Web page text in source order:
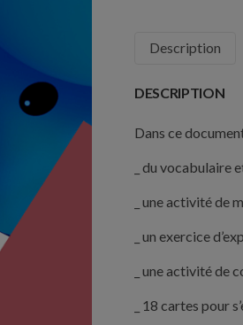
Description
DESCRIPTION
Dans ce
_ du vocabulaire
_ une activité de
_ un exercice
_ une activité de
18 cartes pour